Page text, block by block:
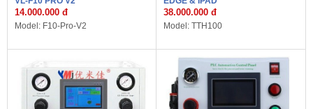
14.000.000 đ
Model: F10-Pro-V2
38.000.000 đ
Model: TTH100